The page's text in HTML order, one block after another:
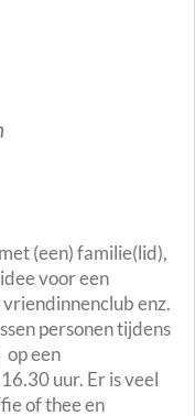
(een) familie(lid),
voor een
enz.
personen tijdens
op een
uur. Er is veel
of thee en